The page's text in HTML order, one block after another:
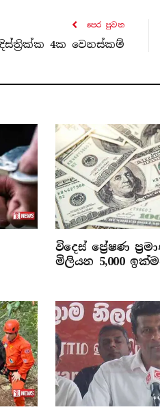
පෙර පුව​ත
4ක වෙනස්කම්
විදෙස් ප්‍රේෂණ
මිලියන 5,000